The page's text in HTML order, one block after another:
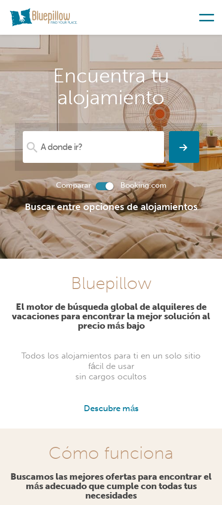
Encuentra tu
alojamiento
Comparar Booking.com
Buscar entre opciones de alojamientos
Bluepillow
El motor de búsqueda global de alquileres de
vacaciones para encontrar la mejor solución al
precio más bajo
Todos los alojamientos para ti en un solo sitio
fácil de usar
sin cargos ocultos
Descubre más
Cómo funciona
Buscamos las mejores ofertas para encontrar el
más adecuado que cumple con todas tus
necesidades